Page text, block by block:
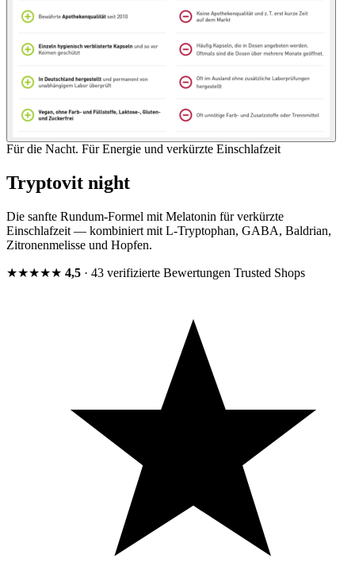
Für die Nacht. Für Energie und verkürzte Einschlafzeit
Tryptovit night
Die sanfte Rundum-Formel mit Melatonin für verkürzte
Einschlafzeit — kombiniert mit L-Tryptophan, GABA, Baldrian,
Zitronenmelisse und Hopfen.
★★★★★ 4,5 · 43 verifizierte Bewertungen Trusted Shops